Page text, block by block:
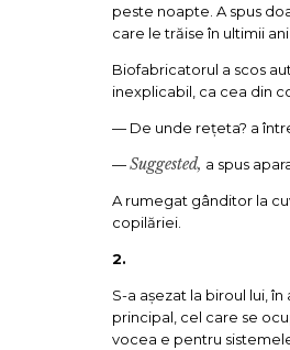
peste noapte. A spus
care le trăise în ultimii
Biofabricatorul a scos
inexplicabil, ca cea din
— De unde rețeta? a
—Suggested, a spus
A rumegat gânditor la
copilăriei.
2.
S-a așezat la biroul lui,
principal, cel care se
vocea e pentru